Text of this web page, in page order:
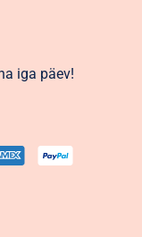
iga päev!